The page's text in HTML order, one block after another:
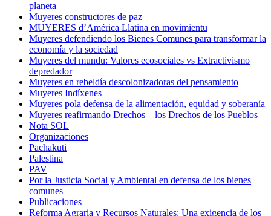
planeta
Muyeres constructores de paz
MUYERES d’América Llatina en movimientu
Muyeres defendiendo los Bienes Comunes para transformar la
economía y la sociedad
Muyeres del mundu: Valores ecosociales vs Extractivismo
depredador
Muyeres en rebeldía descolonizadoras del pensamiento
Muyeres Indíxenes
Muyeres pola defensa de la alimentación, equidad y soberanía
Muyeres reafirmando Drechos – los Drechos de los Pueblos
Nota SOL
Organizaciones
Pachakuti
Palestina
PAV
Por la Justicia Social y Ambiental en defensa de los bienes
comunes
Publicaciones
Reforma Agraria y Recursos Naturales: Una exigencia de los